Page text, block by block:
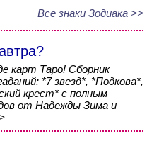
Все знаки Зодиака >>
карт Таро! Сборник
*7 звезд*, *Подкова*,
крест* с полным
от Надежды Зима и